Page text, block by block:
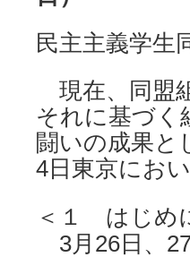
民主主義学生
現在、同盟
それに基づく
闘いの成果と
4日東京にお
＜１ はじめ
3月26日、